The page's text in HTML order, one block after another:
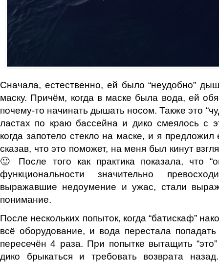
Сначала, естественно, ей было “неудобно”
маску. Причём, когда в маске была вода, ей
почему-то начинать дышать носом. Также это
ластах по краю бассейна и дико смеялось с
когда запотело стекло на маске, и я предложил
сказав, что это поможет, на меня был кинут
🙂 После того как практика показала, что
функциональности значительно
выражавшие недоумение и ужас, стали
понимание.
После нескольких попыток, когда “батискаф”
всё оборудование, и вода перестала
пересечён 4 раза. При попытке вытащить
дико брыкаться и требовать возврата